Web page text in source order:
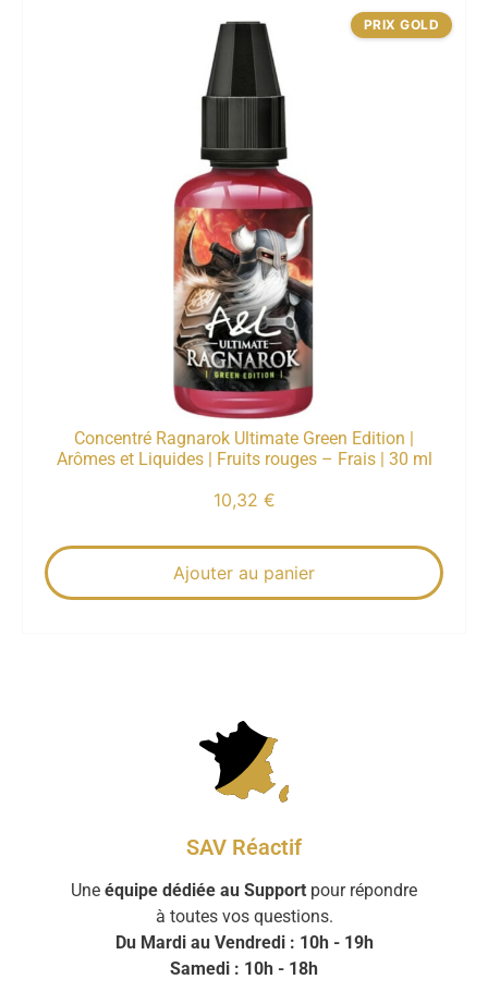
Concentré Ragnarok Ultimate Green Edition |
Arômes et Liquides | Fruits rouges – Frais | 30 ml
10,32 €
Ajouter au panier
PRIX GOLD
SAV Réactif
Une équipe dédiée au Support pour répondre
à toutes vos questions.
Du Mardi au Vendredi : 10h - 19h
Samedi : 10h - 18h